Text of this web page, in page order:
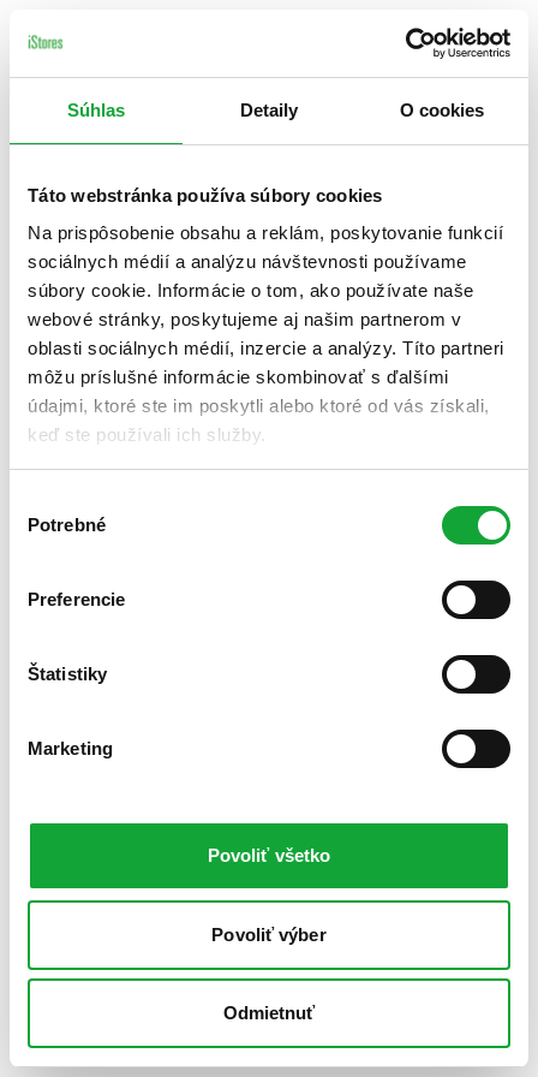
Súhlas Detaily O cookies
Táto webstránka používa súbory cookies
Na prispôsobenie obsahu a reklám, poskytovanie funkcií
sociálnych médií a analýzu návštevnosti používame
súbory cookie. Informácie o tom, ako používate naše
webové stránky, poskytujeme aj našim partnerom v
oblasti sociálnych médií, inzercie a analýzy. Títo partneri
môžu príslušné informácie skombinovať s ďalšími
údajmi, ktoré ste im poskytli alebo ktoré od vás získali,
keď ste používali ich služby.
súhlasu
Potrebné
Preferencie
Štatistiky
Marketing
Povoliť všetko
Povoliť výber
Odmietnuť